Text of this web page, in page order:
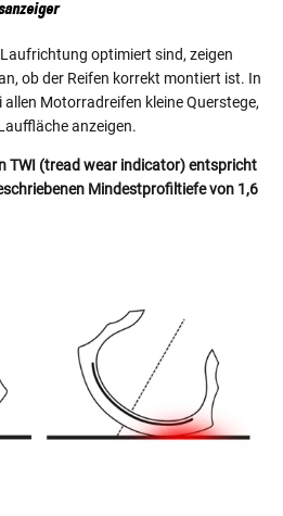
optimiert sind, zeigen
ob der Reifen korrekt montiert ist. In
Motorradreifen kleine Querstege,
anzeigen.
TWI (tread wear indicator) entspricht
Mindestprofiltiefe von 1,6